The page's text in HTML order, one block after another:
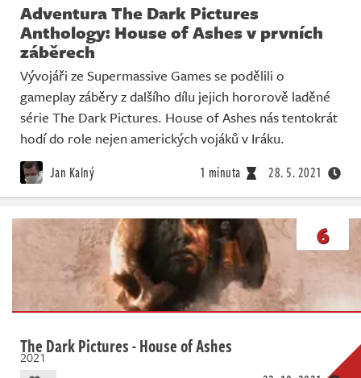
Adventura The Dark Pictures
Anthology: House of Ashes v prvních
záběrech
Vývojáři ze Supermassive Games se podělili o
gameplay záběry z dalšího dílu jejich hororově laděné
série The Dark Pictures. House of Ashes nás tentokrát
hodí do role nejen amerických vojáků v Iráku.
Jan Kalný 1 minuta 28. 5. 2021
6
The Dark Pictures - House of Ashes
2021